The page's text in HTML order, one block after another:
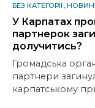
БЕЗ КАТЕГОРІЇ
У Карпатах
партнерок
долучитись?
Громадська
партнери
карпатському